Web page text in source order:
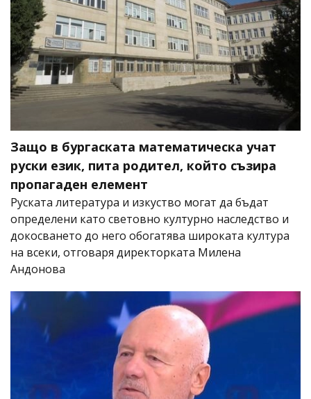
Защо в бургаската математическа учат
руски език, пита родител, който съзира
пропагаден елемент
Руската литература и изкуство могат да бъдат
определени като световно културно наследство и
докосването до него обогатява широката култура
на всеки, отговаря директорката Милена
Андонова